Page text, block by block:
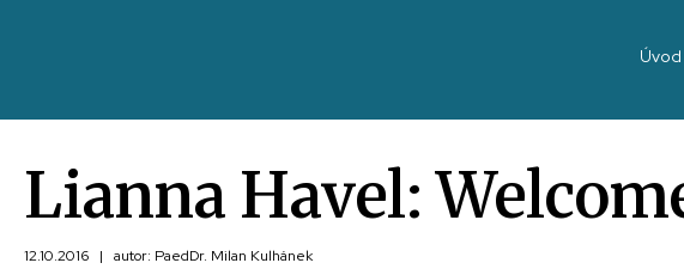
Úvod
Lianna Havel:
12.10.2016 | autor: PaedDr. Milan Kulhánek